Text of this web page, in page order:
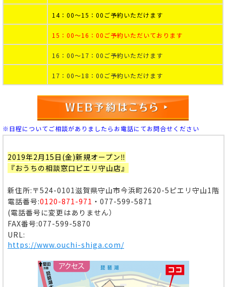
14：00～15：00ご予約いただけます
15：00～16：00ご予約いただいております
16：00～17：00ご予約いただけます
17：00～18：00ご予約いただけます
※日程についてご相談がありましたらお電話にてお問合せください
2019年2月15日(金)新規オープン‼
『おうちの相談窓口ピエリ守山店』
新住所:〒524-0101滋賀県守山市今浜町2620-5ピエリ守山1階
電話番号:0120-871-971 ・077-599-5871
(電話番号に変更はありません）
FAX番号:077-599-5870
URL:
https://www.ouchi-shiga.com/